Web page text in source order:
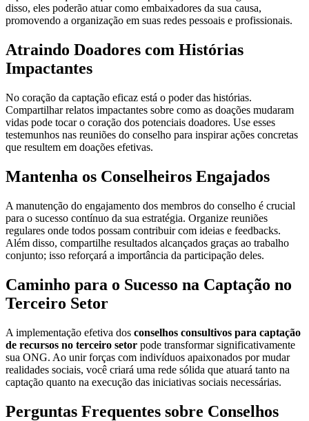
disso, eles poderão atuar como embaixadores da sua causa,
promovendo a organização em suas redes pessoais e profissionais.
Atraindo Doadores com Histórias
Impactantes
No coração da captação eficaz está o poder das histórias.
Compartilhar relatos impactantes sobre como as doações mudaram
vidas pode tocar o coração dos potenciais doadores. Use esses
testemunhos nas reuniões do conselho para inspirar ações concretas
que resultem em doações efetivas.
Mantenha os Conselheiros Engajados
A manutenção do engajamento dos membros do conselho é crucial
para o sucesso contínuo da sua estratégia. Organize reuniões
regulares onde todos possam contribuir com ideias e feedbacks.
Além disso, compartilhe resultados alcançados graças ao trabalho
conjunto; isso reforçará a importância da participação deles.
Caminho para o Sucesso na Captação no
Terceiro Setor
A implementação efetiva dos conselhos consultivos para captação
de recursos no terceiro setor pode transformar significativamente
sua ONG. Ao unir forças com indivíduos apaixonados por mudar
realidades sociais, você criará uma rede sólida que atuará tanto na
captação quanto na execução das iniciativas sociais necessárias.
Perguntas Frequentes sobre Conselhos